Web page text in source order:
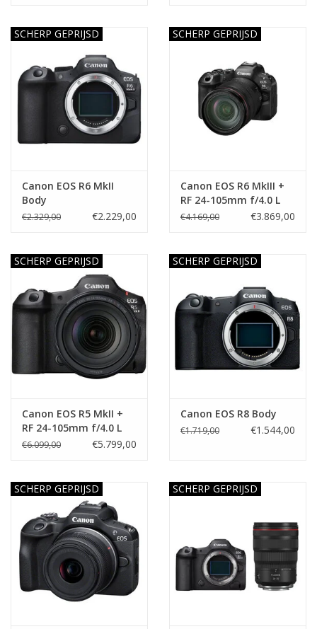
SCHERP GEPRIJSD
Canon EOS R6 MkII
Body
€2.329,00 €2.229,00
SCHERP GEPRIJSD
Canon EOS R6 MkIII +
RF 24-105mm f/4.0 L
USM
€4.169,00 €3.869,00
SCHERP GEPRIJSD
Canon EOS R5 MkII +
RF 24-105mm f/4.0 L
€6.099,00 €5.799,00
SCHERP GEPRIJSD
Canon EOS R8 Body
€1.719,00 €1.544,00
SCHERP GEPRIJSD SCHERP GEPRIJSD